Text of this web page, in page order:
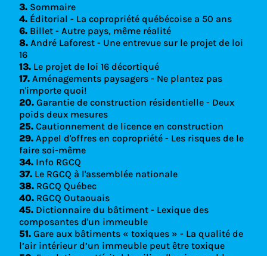
3. Sommaire
4. Éditorial - La copropriété québécoise a 50 ans
6. Billet - Autre pays, même réalité
8. André Laforest - Une entrevue sur le projet de loi
16
13. Le projet de loi 16 décortiqué
17. Aménagements paysagers - Ne plantez pas
n'importe quoi!
20. Garantie de construction résidentielle - Deux
poids deux mesures
25. Cautionnement de licence en construction
29. Appel d'offres en copropriété - Les risques de le
faire soi-même
34. Info RGCQ
37. Le RGCQ à l'assemblée nationale
38. RGCQ Québec
40. RGCQ Outaouais
45. Dictionnaire du bâtiment - Lexique des
composantes d'un immeuble
51. Gare aux bâtiments « toxiques » - La qualité de
l’air intérieur d’un immeuble peut être toxique